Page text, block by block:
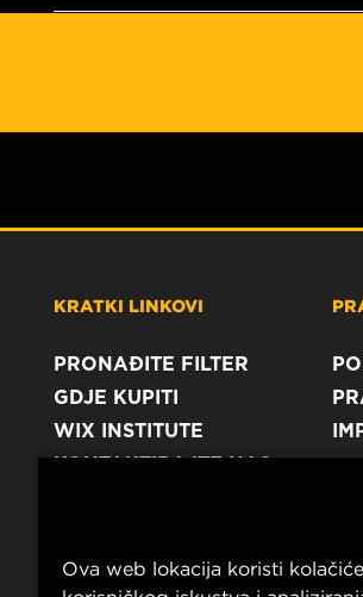
KRATKI LINKOVI
PRONAĐITE FILTER
GDJE KUPITI
WIX INSTITUTE
KONTAKTIRAJTE NAS
Ova web lokacija koristi